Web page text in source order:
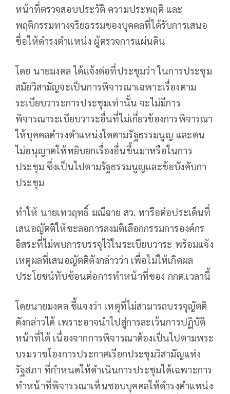
หน้าที่ตรวจสอบประวัติ ความประพฤติ และ
พฤติกรรมทางจริยธรรมของบุคคลที่ได้รับการเสนอ
ชื่อให้ดำรงตำแหน่ง ผู้ตรวจการแผ่นดิน
โดย นายมงคล ได้แจ้งต่อที่ประชุมว่า ในการประชุม
สมัยวิสามัญจะเป็นการพิจารณาเฉพาะเรื่องตาม
ระเบียบวาระการประชุมเท่านั้น จะไม่มีการ
พิจารณาระเบียบวาระอื่นที่ไม่เกี่ยวข้องการพิจารณา
ให้บุคคลดำรงตำแหน่งใดตามรัฐธรรมนูญ และตน
ไม่อนุญาตให้หยิบยกเรื่องอื่นขึ้นมาหรือในการ
ประชุม ซึ่งเป็นไปตามรัฐธรรมนูญและข้อบังคับกา
ประชุม
ทำให้ นายเทวฤทธิ์ มณีฉาย สว. หารือต่อประเด็นที่
เสนอญัตติให้ชะลอการลงมติเลือกกรรมการองค์กร
อิสระที่ไม่พบการบรรจุไว้ในระเบียบวาระ พร้อมแจ้ง
เหตุผลที่เสนอญัตติดังกล่าวว่า เพื่อไม่ให้เกิดผล
ประโยชน์ทับซ้อนต่อการทำหน้าที่ของ กกต.เวลานี้
โดยนายมงคล ชี้แจงว่า เหตุที่ไม่สามารถบรรจุญัตติ
ดังกล่าวได้ เพราะอาจนำไปสู่การละเว้นการปฏิบัติ
หน้าที่ได้ เนื่องจากการพิจารณาต้องเป็นไปตามพระ
บรมราชโองการประกาศเรียกประชุมวิสามัญแห่ง
รัฐสภา ที่กำหนดให้ดำเนินการประชุมได้เฉพาะการ
ทำหน้าที่พิจารรณาเห็นชอบบุคคลให้ดำรงตำแหน่ง